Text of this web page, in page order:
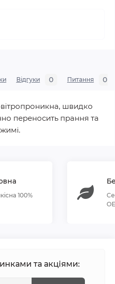
Відгуки 0 Питання 0
швидко
переносить прання та
100%
та акціями: